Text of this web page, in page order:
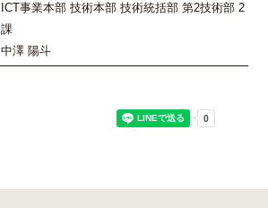
ICT事業本部 技術本部 技術統括部 第2技術部 2
課
中澤 陽斗